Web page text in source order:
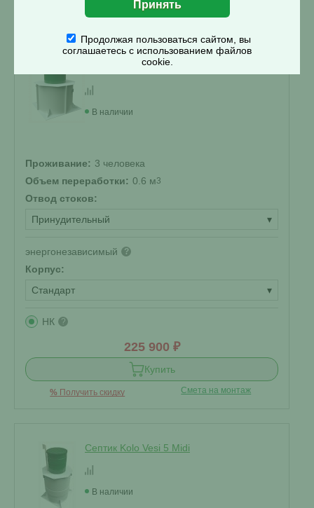
Получить скидку
Септик Kolo Vesi 3 Prin низкий корпус
В наличии
Проживание: 3 человека
Объем переработки: 0.6 м3
Отвод стоков:
Принудительный
▾
энергонезависимый ?
Корпус:
Стандарт
▾
НК ?
225 900 ₽
Купить
% Получить скидку Смета на монтаж
Септик Kolo Vesi 5 Midi
В наличии
Продолжая пользоваться сайтом, вы
соглашаетесь с использованием файлов
cookie.